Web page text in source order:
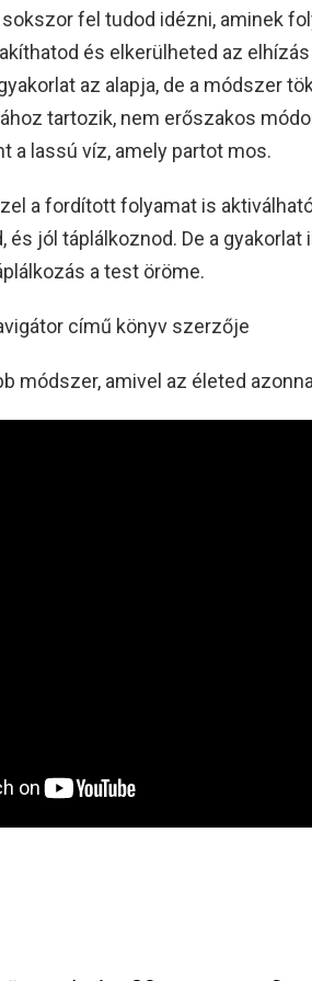
fel tudod idézni, aminek
és elkerülheted az
az alapja, de a módszer
tartozik, nem erőszakos
a lassú víz, amely partot mos.
a fordított folyamat is
és jól táplálkoznod. De a gyakorlat
a test öröme.
című könyv szerzője
módszer, amivel az életed